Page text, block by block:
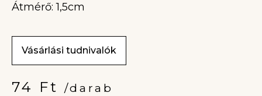
Átmérő: 1,5cm
Vásárlási tudnivalók
74 Ft /darab